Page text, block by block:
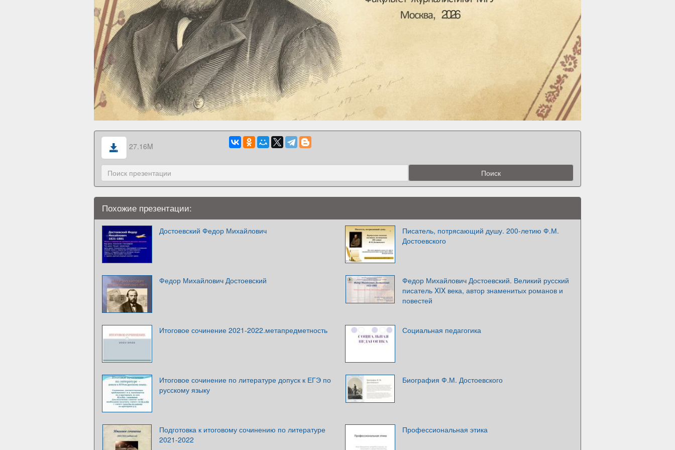
27.16M
Похожие презентации:
Достоевский Федор Михайлович
Писатель, потрясающий душу. 200-летию Ф.М.
Достоевского
Федор Михайлович Достоевский
Федор Михайлович Достоевский. Великий русский
писатель XIX века, автор знаменитых романов и
повестей
Итоговое сочинение 2021-2022.метапредметность Социальная педагогика
Итоговое сочинение по литературе допуск к ЕГЭ по
русскому языку
Биография Ф.М. Достоевского
Подготовка к итоговому сочинению по литературе
2021-2022
Профессиональная этика